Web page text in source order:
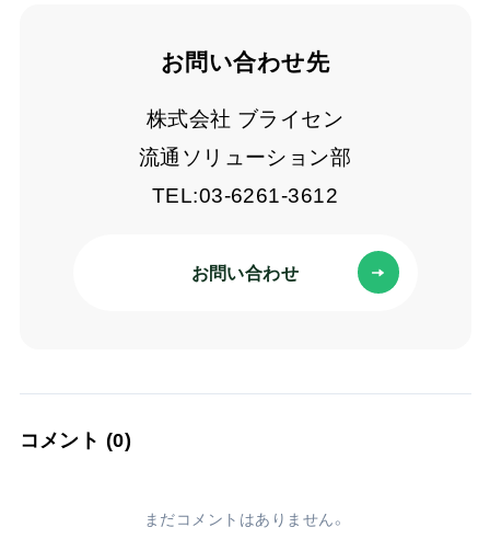
お問い合わせ先
株式会社 ブライセン
流通ソリューション部
TEL:03-6261-3612
お問い合わせ
コメント (0)
まだコメントはありません。